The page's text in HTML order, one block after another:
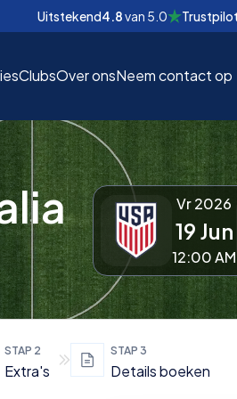
Uitstekend4.8van 5.0 Trustpilot
ClubsOver onsNeem contact op
Vr 2026
19 Jun
12:00 AM
STAP 2
Extra's
STAP 3
Details boeken